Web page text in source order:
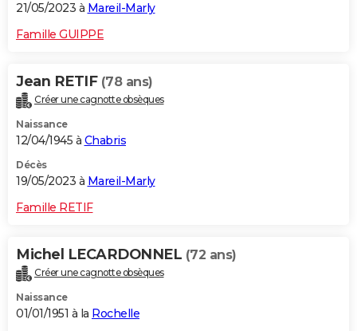
21/05/2023 à Mareil-Marly
Famille GUIPPE
Jean RETIF (78 ans)
Créer une cagnotte obsèques
Naissance
12/04/1945 à Chabris
Décès
19/05/2023 à Mareil-Marly
Famille RETIF
Michel LECARDONNEL (72 ans)
Créer une cagnotte obsèques
Naissance
01/01/1951 à la Rochelle